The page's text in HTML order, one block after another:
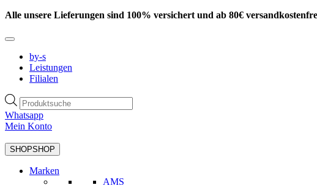
Zum
springen
Alle unsere Lieferungen sind 100% versichert und ab 80€
by-s
Leistungen
Filialen
Products
search
Whatsapp
Mein Konto
SHOPSHOP
Marken
AMS